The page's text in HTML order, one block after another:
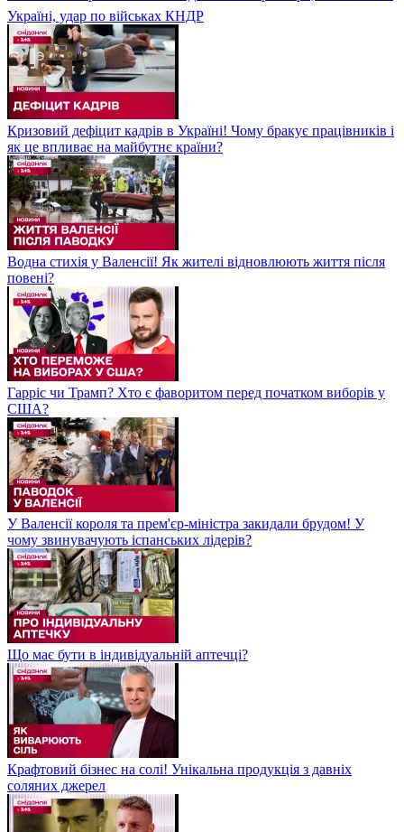
Україні, удар по військах КНДР
Кризовий дефіцит кадрів в Україні! Чому бракує працівників і
як це впливає на майбутнє країни?
Водна стихія у Валенсії! Як жителі відновлюють життя після
повені?
Гарріс чи Трамп? Хто є фаворитом перед початком виборів у
США?
У Валенсії короля та прем'єр-міністра закидали брудом! У
чому звинувачують іспанських лідерів?
Що має бути в індивідуальній аптечці?
Крафтовий бізнес на солі! Унікальна продукція з давніх
соляних джерел